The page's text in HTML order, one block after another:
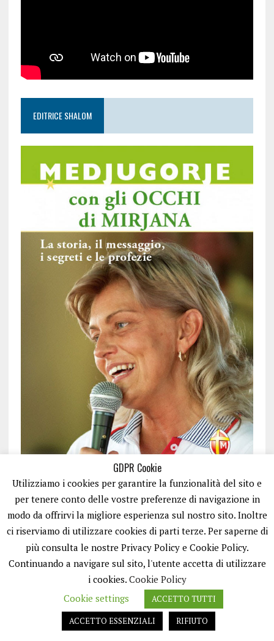
EDITRICE SHALOM
ISCRIVITI
GDPR Cookie
Utilizziamo i cookies per garantire la funzionalità del sito e
per tenere conto delle vostre preferenze di navigazione in
modo da offrirvi la migliore esperienza sul nostro sito. Inoltre
ci riserviamo di utilizzare cookies di parti terze. Per saperne di
più consulta le nostre Privacy Policy e Cookie Policy.
Continuando a navigare sul sito, l'utente accetta di utilizzare
i cookies. Cookie Policy
Cookie settings
ACCETTO TUTTI
ACCETTO ESSENZIALI
RIFIUTO